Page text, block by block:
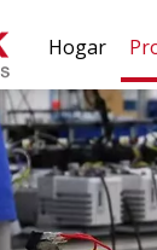
Hogar